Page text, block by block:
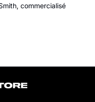
commercialisé